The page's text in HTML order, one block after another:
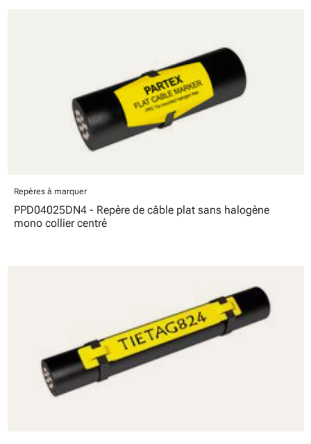
Repères à marquer
PPD04025DN4 - Repère de câble plat sans halogène
mono collier centré